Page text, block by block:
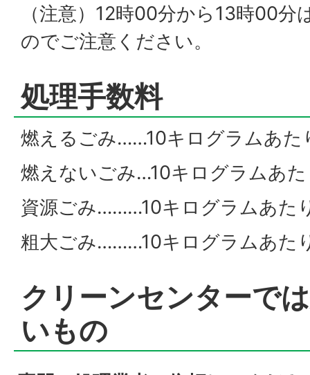
（注意）12時00分から13時00
のでご注意ください。
処理手数料
燃えるごみ……10キログラムあ
燃えないごみ…10キログラムあ
資源ごみ………10キログラムあ
粗大ごみ………10キログラムあた
クリーンセンターで
いもの